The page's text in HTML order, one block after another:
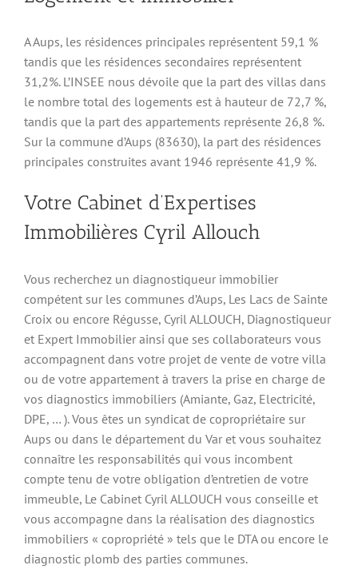
A Aups, les résidences principales représentent 59,1 %
tandis que les résidences secondaires représentent
31,2%. L’INSEE nous dévoile que la part des villas dans
le nombre total des logements est à hauteur de 72,7 %,
tandis que la part des appartements représente 26,8 %.
Sur la commune d’Aups (83630), la part des résidences
principales construites avant 1946 représente 41,9 %.
Votre Cabinet d’Expertises
Immobilières Cyril Allouch
Vous recherchez un diagnostiqueur immobilier
compétent sur les communes d’Aups, Les Lacs de Sainte
Croix ou encore Régusse, Cyril ALLOUCH, Diagnostiqueur
et Expert Immobilier ainsi que ses collaborateurs vous
accompagnent dans votre projet de vente de votre villa
ou de votre appartement à travers la prise en charge de
vos diagnostics immobiliers (Amiante, Gaz, Electricité,
DPE, … ). Vous êtes un syndicat de copropriétaire sur
Aups ou dans le département du Var et vous souhaitez
connaître les responsabilités qui vous incombent
compte tenu de votre obligation d’entretien de votre
immeuble, Le Cabinet Cyril ALLOUCH vous conseille et
vous accompagne dans la réalisation des diagnostics
immobiliers « copropriété » tels que le DTA ou encore le
diagnostic plomb des parties communes.